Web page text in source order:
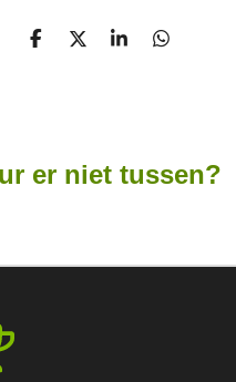
D
D
S
D
er niet tussen?